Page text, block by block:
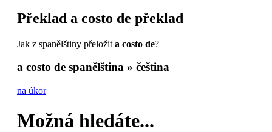
Překlad a costo de překlad
Jak z spanělštiny přeložit a costo de?
a costo de spanělština » čeština
na úkor
Možná hledáte...